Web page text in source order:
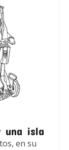
una isla
en su